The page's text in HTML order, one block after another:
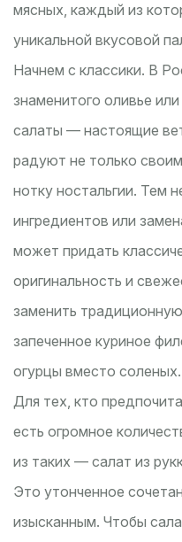
мясных, каждый из
уникальной вкусовой
Начнем с классики. В
знаменитого оливье
салаты — настоящие
радуют не только
нотку ностальгии. Тем
ингредиентов или
может придать
оригинальность и
заменить
запеченное куриное
огурцы вместо соленых.
Для тех, кто
есть огромное
из таких — салат из
Это утонченное
изысканным. Чтобы